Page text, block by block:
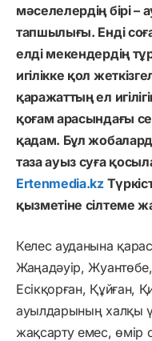
мәселелердің бірі
тапшылығы. Енді
елді мекендердің
игілікке қол
қаражаттың ел
қоғам арасындағы
қадам. Бұл
таза ауыз суға
Ertenmedia.kz
қызметіне сілтеме
Келес ауданына
Жаңадәуір,
Есікқорған, Құйған,
ауылдарының халқы
жақсарту емес, өмір